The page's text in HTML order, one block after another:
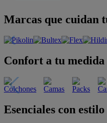
Marcas que cuidan
Confort a tu medida
Esenciales con estilo